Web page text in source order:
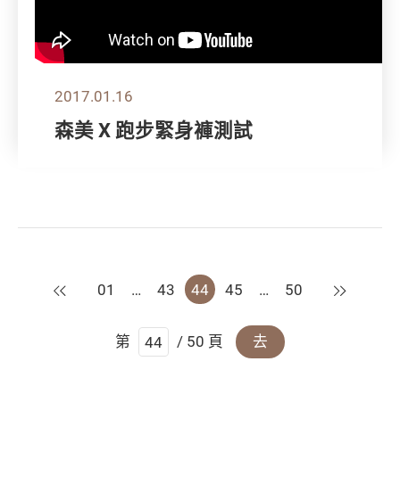
2017.01.16
森美 X 跑步緊身褲測試
上一頁
01 … 43 44 45 … 50 下一頁
第 / 50 頁 去